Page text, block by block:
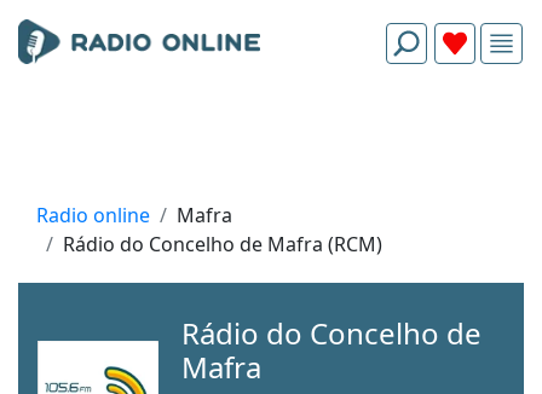
Radio online
Mafra
Rádio do Concelho de Mafra (RCM)
Rádio do Concelho de
Mafra